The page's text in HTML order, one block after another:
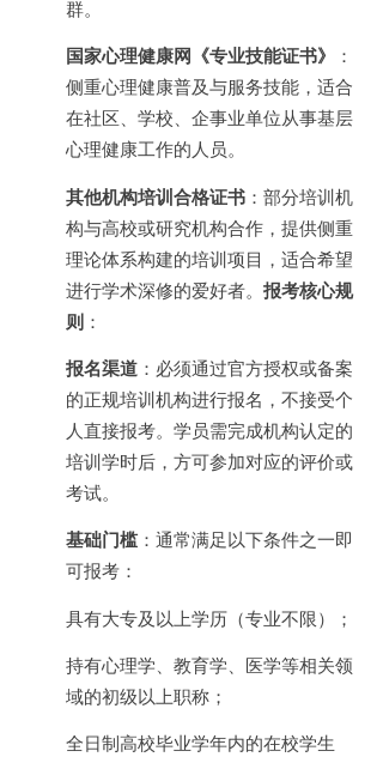
群。
国家心理健康网《专业技能证书》
：
侧重心理健康普及与服务技能，适合
在社区、学校、企事业单位从事基层
心理健康工作的人员。
其他机构培训合格证书 ：部分培训机
构与高校或研究机构合作，提供侧重
理论体系构建的培训项目，适合希望
进行学术深修的爱好者。 报考核心规
则 ：
报名渠道 ：必须通过官方授权或备案
的正规培训机构进行报名，不接受个
人直接报考。学员需完成机构认定的
培训学时后，方可参加对应的评价或
考试。
基础门槛 ：通常满足以下条件之一即
可报考：
具有大专及以上学历（专业不限）；
持有心理学、教育学、医学等相关领
域的初级以上职称；
全日制高校毕业学年内的在校学生